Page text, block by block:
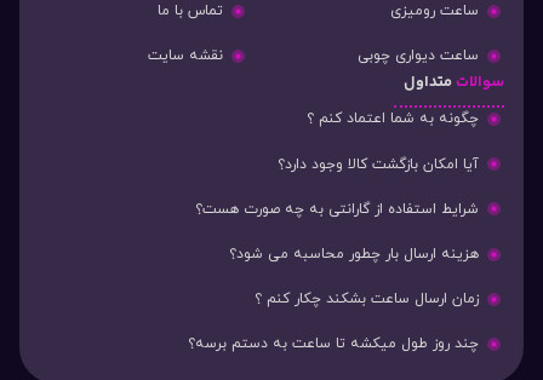
ساعت رومیزی
ساعت دیواری چوبی
تماس با ما
نقشه سایت
سوالات متداول
چگونه به شما اعتماد کنم ؟
آیا امکان بازگشت کالا وجود دارد؟
شرایط استفاده از گارانتی به چه صورت هست؟
هزینه ارسال بار چطور محاسبه می شود؟
زمان ارسال ساعت بشکند چکار کنم ؟
چند روز طول میکشه تا ساعت به دستم برسه؟